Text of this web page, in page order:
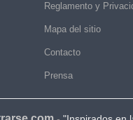
Reglamento y
Mapa del sitio
Contacto
Prensa